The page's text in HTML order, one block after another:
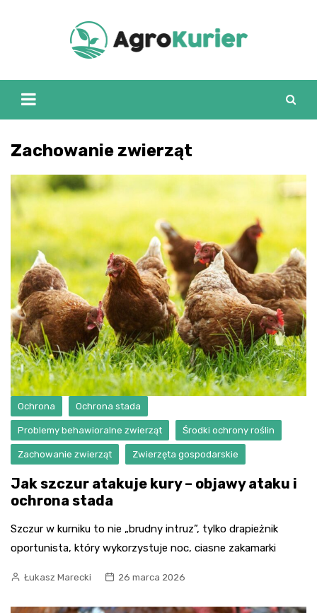
Zachowanie zwierząt
Ochrona Ochrona stada
Problemy behawioralne zwierząt Środki ochrony roślin
Zachowanie zwierząt Zwierzęta gospodarskie
Jak szczur atakuje kury – objawy ataku i
ochrona stada
Szczur w kurniku to nie „brudny intruz”, tylko drapieżnik
oportunista, który wykorzystuje noc, ciasne zakamarki
Łukasz Marecki 26 marca 2026